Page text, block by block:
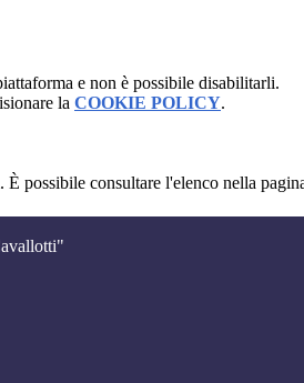
e non è possibile disabilitarli.
la COOKIE POLICY.
possibile consultare l'elenco nella